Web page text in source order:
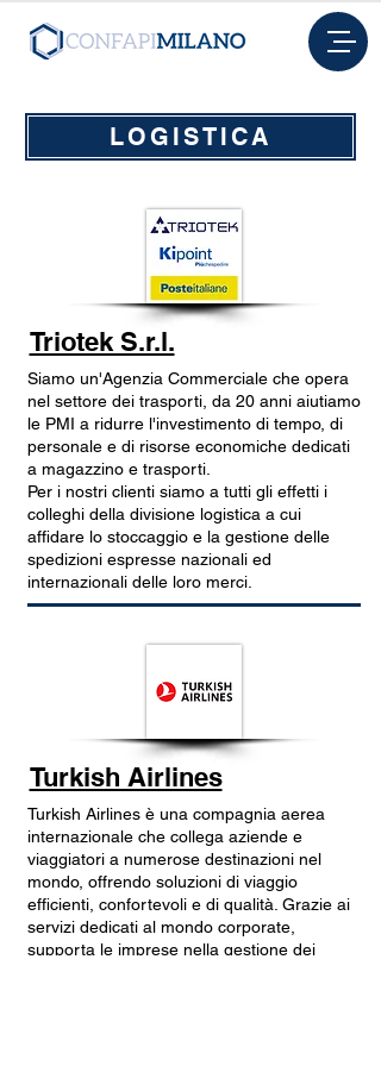
LOGISTICA
Triotek S.r.l.
Siamo un'Agenzia Commerciale che opera
nel settore dei trasporti, da 20 anni aiutiamo
le PMI a ridurre l'investimento di tempo, di
personale e di risorse economiche dedicati
a magazzino e trasporti.
Per i nostri clienti siamo a tutti gli effetti i
colleghi della divisione logistica a cui
affidare lo stoccaggio e la gestione delle
spedizioni espresse nazionali ed
internazionali delle loro merci.
Turkish Airlines
Turkish Airlines è una compagnia aerea
internazionale che collega aziende e
viaggiatori a numerose destinazioni nel
mondo, offrendo soluzioni di viaggio
efficienti, confortevoli e di qualità. Grazie ai
servizi dedicati al mondo corporate,
supporta le imprese nella gestione dei